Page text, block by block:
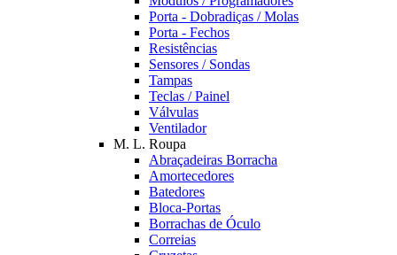
Porta - Dobradiças / Molas
Porta - Fechos
Resistências
Sensores / Sondas
Tampas
Teclas / Painel
Válvulas
Ventilador
M. L. Roupa
Abraçadeiras Borracha
Amortecedores
Batedores
Bloca-Portas
Borrachas de Óculo
Correias